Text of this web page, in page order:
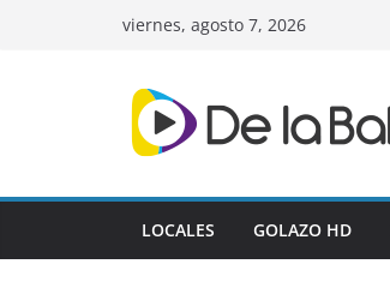
viernes, agosto 7, 2026
LOCALES GOLAZO HD